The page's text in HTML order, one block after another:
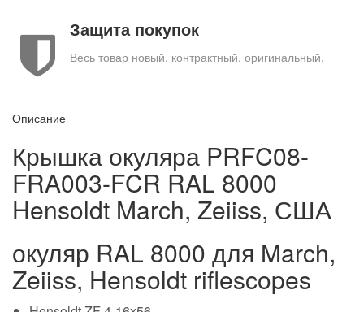
Защита покупок
Весь товар новый, контрактный, оригинальный.
Описание
Крышка окуляра PRFC08-
FRA003-FCR RAL 8000
Hensoldt March, Zeiiss, США
окуляр RAL 8000 для March,
Zeiiss, Hensoldt riflescopes